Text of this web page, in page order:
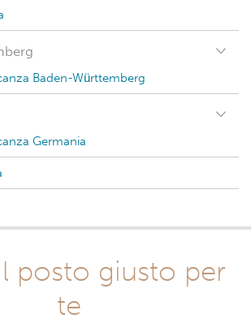
Baden-Württemberg
Germania
posto giusto per
te